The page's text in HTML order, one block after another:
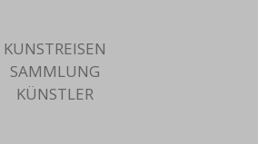
KUNSTREISEN
SAMMLUNG
KÜNSTLER